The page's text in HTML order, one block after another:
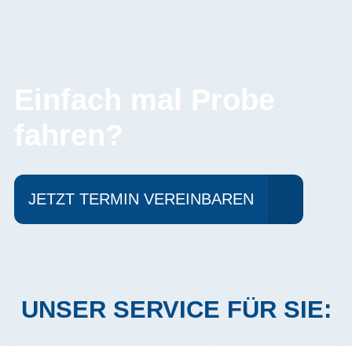
Einfach mal Probe
fahren?
JETZT TERMIN VEREINBAREN
UNSER SERVICE FÜR SIE: